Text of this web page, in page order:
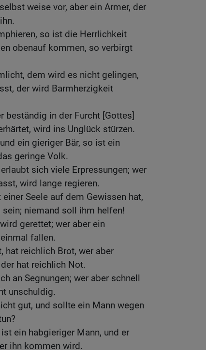
weise vor, aber ein Armer, der
so ist die Herrlichkeit
obenauf kommen, so verbirgt
dem wird es nicht gelingen,
der wird Barmherzigkeit
beständig in der Furcht [Gottes]
wird ins Unglück stürzen.
ein gieriger Bär, so ist ein
geringe Volk.
sich viele Erpressungen; wer
wird lange regieren.
Seele auf dem Gewissen hat,
niemand soll ihm helfen!
gerettet; wer aber ein
fallen.
hat reichlich Brot, wer aber
hat reichlich Not.
an Segnungen; wer aber schnell
unschuldig.
gut, und sollte ein Mann wegen
ein habgieriger Mann, und er
ihn kommen wird.